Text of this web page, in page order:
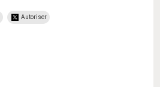
Autoriser